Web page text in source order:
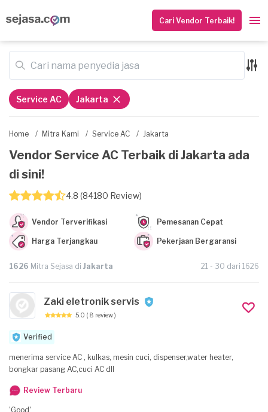
Cari Vendor Terbaik!
Home / Mitra Kami / Service AC / Jakarta
Vendor Service AC Terbaik di Jakarta ada
di sini!
4.8 (84180 Review)
Vendor Terverifikasi Pemesanan Cepat
Harga Terjangkau Pekerjaan Bergaransi
1626 Mitra Sejasa di Jakarta 21 - 30 dari 1626
Service AC Jakarta
Zaki eletronik servis
5.0 ( 8 review )
Verified
menerima service AC , kulkas, mesin cuci, dispenser,water heater,
bongkar pasang AC,cuci AC dll
Review Terbaru
'Good'